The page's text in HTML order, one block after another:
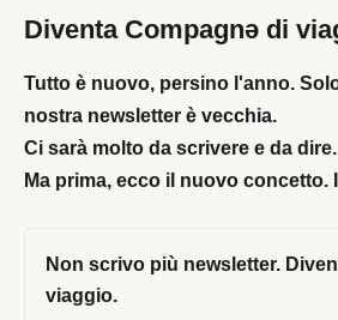
Diventa Compagnə di
Tutto è nuovo, persino l'anno.
nostra newsletter è vecchia.
Ci sarà molto da scrivere e da dire.
Ma prima, ecco il nuovo concetto.
Non scrivo più newsletter.
viaggio.